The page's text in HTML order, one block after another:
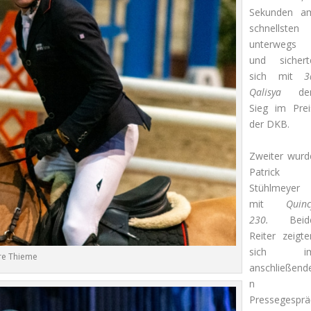
Thieme
Sekunden
schnellsten
unterwegs
und
sich mit
Qalisya
Sieg im
der DKB.
Zweiter
Patrick
Stühlmeyer
mit
230.
Reiter
sich
n